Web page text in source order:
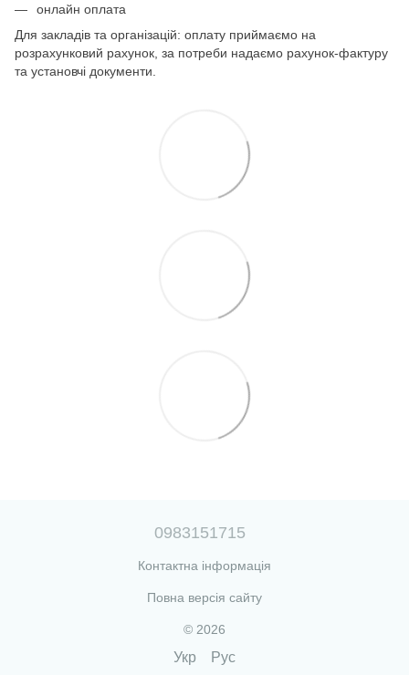
онлайн оплата
Для закладів та організацій: оплату приймаємо на
розрахунковий рахунок, за потреби надаємо рахунок-фактуру
та установчі документи.
0983151715
Контактна інформація
Повна версія сайту
© 2026
Укр Рус